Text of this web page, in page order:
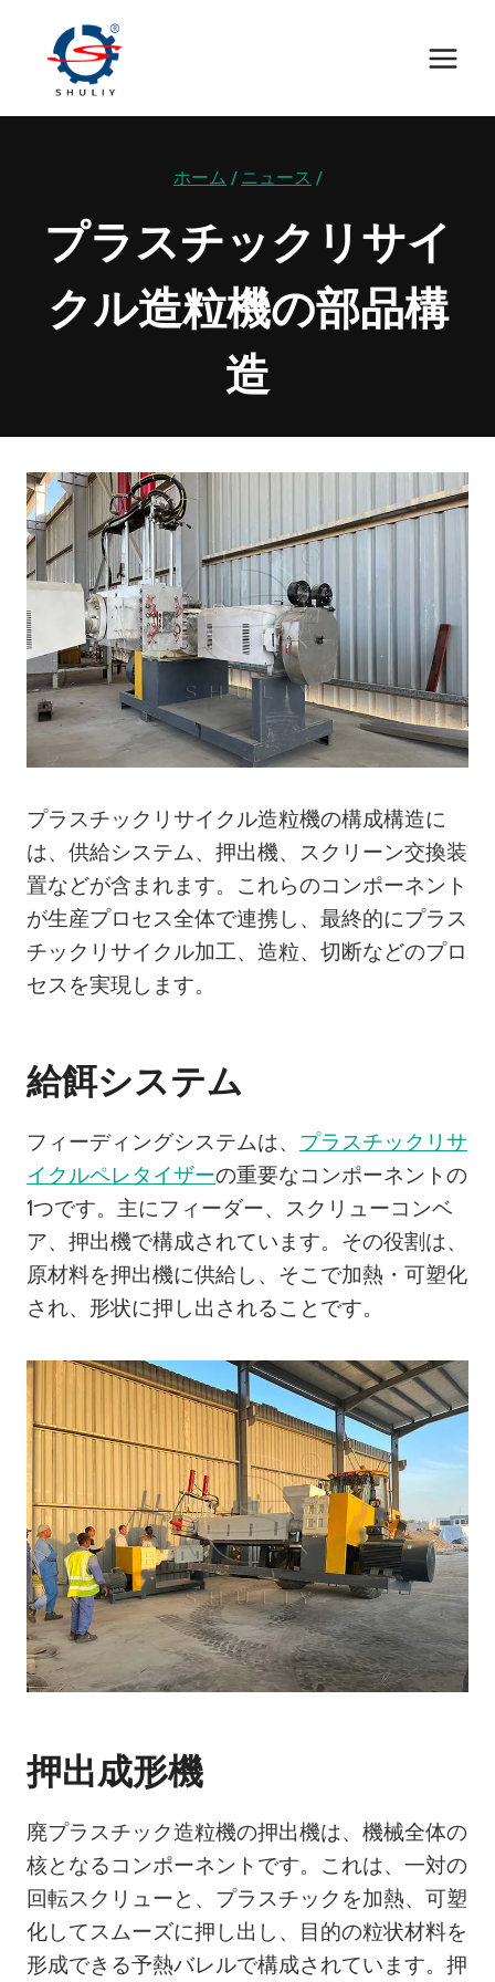
ス
ホーム / ニュース /
プラスチックリサイ
クル造粒機の部品構
造
プラスチックリサイクル造粒機の構成構造に
は、供給システム、押出機、スクリーン交換装
置などが含まれます。これらのコンポーネント
が生産プロセス全体で連携し、最終的にプラス
チックリサイクル加工、造粒、切断などのプロ
セスを実現します。
給餌システム
フィーディングシステムは、 プラスチックリサ
イクルペレタイザーの重要なコンポーネントの
1つです。主にフィーダー、スクリューコンベ
ア、押出機で構成されています。その役割は、
原材料を押出機に供給し、そこで加熱・可塑化
され、形状に押し出されることです。
押出成形機
廃プラスチック造粒機の押出機は、機械全体の
核となるコンポーネントです。これは、一対の
回転スクリューと、プラスチックを加熱、可塑
化してスムーズに押し出し、目的の粒状材料を
形成できる予熱バレルで構成されています。押